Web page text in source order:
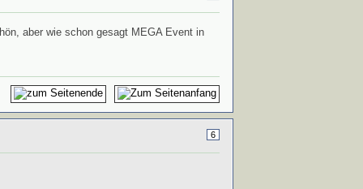
aber wie schon gesagt MEGA Event in
6